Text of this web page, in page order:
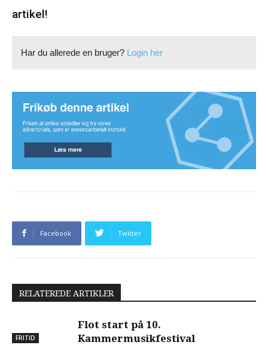
artikel!
Har du allerede en bruger? Login her
Facebook Twitter
RELATEREDE ARTIKLER
FRITID
Flot start på 10.
Kammermusikfestival